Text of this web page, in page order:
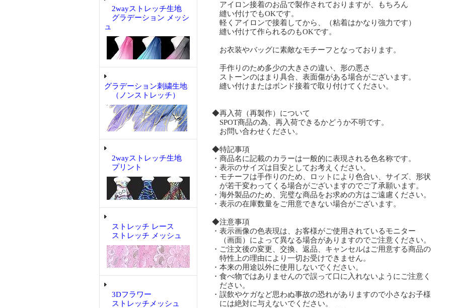
2wayストレッチ生地
グラデーション メッシ
ュ
グラデーション刺繍生地
（ノンストレッチ）
2wayストレッチ生地
プリント
ストレッチ レース
ストレッチ メッシュ
3Dフラワー
ストレッチメッシュ
アイロン接着のお品で製作されておりますが、もちろん
縫い付けでもOKです。
軽くアイロンで接着してから、（粘着はかなり強力です）
縫い付けて作られるのもOKです。
お衣装やバッグに素敵なモチーフとなっております。
手作りのため多少の大きさの違い、形の悪さ
ストーンのはまり具合、表面傷がある場合がございます。
縫い付けまたはボンド接着で取り付けてください。
◆再入荷（再製作）について
SPOT商品の為、再入荷できるかどうか不明です。
お問い合わせください。
◆特記事項
・商品名に記載のカラーは一般的に表現される色名称です。
・表示のサイズは目安としてお考えください。
・モチーフは手作りのため、ロットにより色合い、サイズ、形状
が若干変わってくる場合がございますのでご了承願います。
・海外製品のため、完璧な商品をお求めの方はご遠慮ください。
・表示の在庫数量をご用意できない場合がございます。
◆注意事項
・表示画像の色表現は、お客様がご使用されているモニター
（画面）によって異なる場合がありますのでご注意ください。
・ご注文後の変更、交換、返品、キャンセルはご用意する商品の
特性上の理由により一切お受けできません。
・本来の用途以外に使用しないでください。
・食べ物ではありませんので誤って口に入れないようにご注意く
ださい。
・誤飲やケガなど思わぬ事故の恐れがありますので小さなお子様
には絶対に与えないでください。